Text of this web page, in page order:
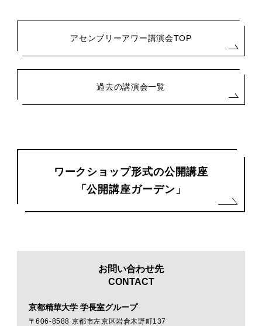
アセンブリーアワー講演会TOP
過去の講演会一覧
ワークショップ形式の公開講座
「公開講座ガーデン」
お問い合わせ先
CONTACT
京都精華大学 学長室グループ
〒606-8588 京都市左京区岩倉木野町137